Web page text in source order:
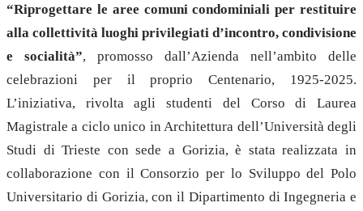
“Riprogettare le aree comuni condominiali per restituire
alla collettività luoghi privilegiati d’incontro, condivisione
e socialità”, promosso dall’Azienda nell’ambito delle
celebrazioni per il proprio Centenario, 1925-2025.
L’iniziativa, rivolta agli studenti del Corso di Laurea
Magistrale a ciclo unico in Architettura dell’Università degli
Studi di Trieste con sede a Gorizia, è stata realizzata in
collaborazione con il Consorzio per lo Sviluppo del Polo
Universitario di Gorizia, con il Dipartimento di Ingegneria e